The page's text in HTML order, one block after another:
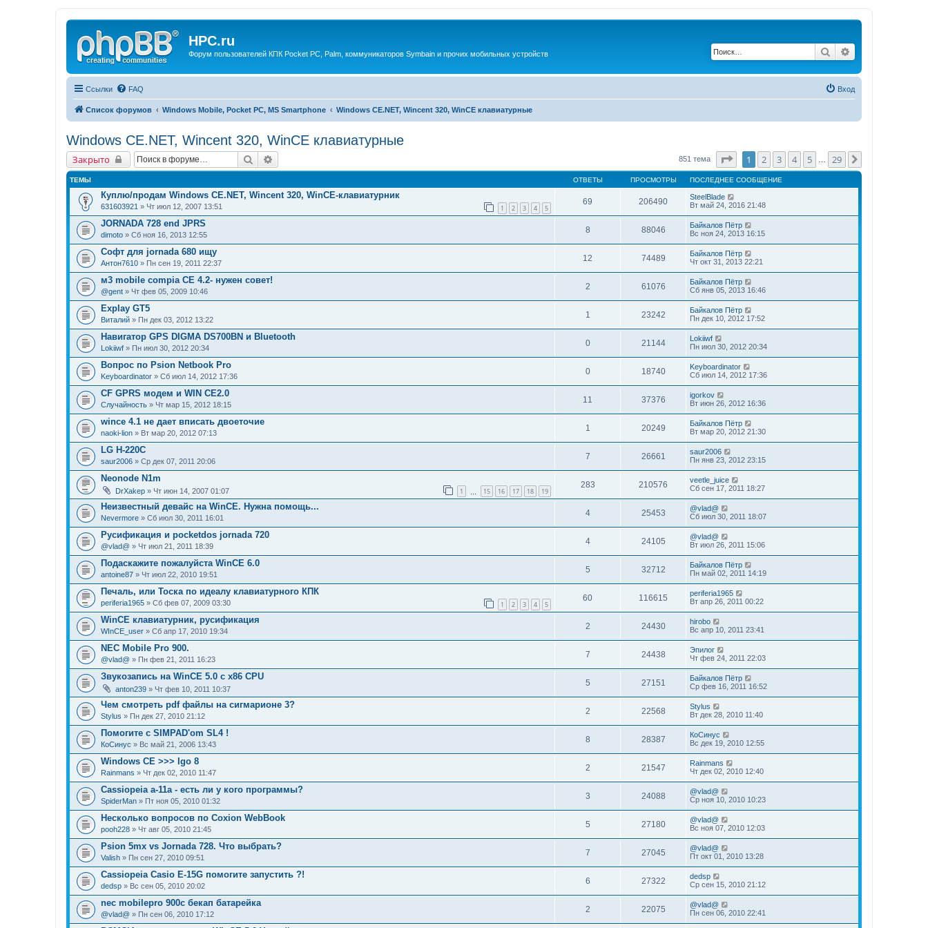
HPC.ru
Форум пользователей КПК Pocket PC, Palm, коммуникаторов Symbain и прочих мобильных устройств Поиск
Ссылки FAQ Вход
Список форумов Windows Mobile, Pocket PC, MS Smartphone Windows CE.NET, Wincent 320, WinCE клавиатурные
Windows CE.NET, Wincent 320, WinCE клавиатурные
Закрыто Поиск 851 тема Страница 1 из29
1 2 3 4 5 29
ТЕМЫ ОТВЕТЫ ПРОСМОТРЫ ПОСЛЕДНЕЕ СООБЩЕНИЕ
Куплю/продам Windows CE.NET, Wincent 320, WinCE-клавиатурник
631603921 » Чт июл 12, 2007 13:51 1 2 3 4 5
69 206490
SteelBlade
Вт май 24, 2016 21:48
JORNADA 728 end JPRS
dimoto » Сб ноя 16, 2013 12:55
8 88046
Байкалов Пётр
Вс ноя 24, 2013 16:15
Софт для jornada 680 ищу
Антон7610 » Пн сен 19, 2011 22:37
12 74489
Байкалов Пётр
Чт окт 31, 2013 22:21
м3 mobile compia CE 4.2- нужен совет!
@gent » Чт фев 05, 2009 10:46
2 61076
Байкалов Пётр
Сб янв 05, 2013 16:46
Explay GT5
Виталий » Пн дек 03, 2012 13:22
1 23242
Байкалов Пётр
Пн дек 10, 2012 17:52
Навигатор GPS DIGMA DS700BN и Bluetooth
Lokiiwf » Пн июл 30, 2012 20:34
0 21144
Lokiiwf
Пн июл 30, 2012 20:34
Вопрос по Psion Netbook Pro
Keyboardinator » Сб июл 14, 2012 17:36
0 18740
Keyboardinator
Сб июл 14, 2012 17:36
СF GPRS модем и WIN CE2.0
Случайность » Чт мар 15, 2012 18:15
11 37376
igorkov
Вт июн 26, 2012 16:36
wince 4.1 не дает вписать двоеточие
naoki-lion » Вт мар 20, 2012 07:13
1 20249
Байкалов Пётр
Вт мар 20, 2012 21:30
LG H-220C
saur2006 » Ср дек 07, 2011 20:06
7 26661
saur2006
Пн янв 23, 2012 23:15
Neonode N1m
DrXakep » Чт июн 14, 2007 01:07 1 15 16 17 18 19
283 210576
veetle_juice
Сб сен 17, 2011 18:27
Неизвестный девайс на WinCE. Нужна помощь...
Nevermore » Сб июл 30, 2011 16:01
4 25453
@vlad@
Сб июл 30, 2011 18:07
Русификация и pocketdos jornada 720
@vlad@ » Чт июл 21, 2011 18:39
4 24105
@vlad@
Вт июл 26, 2011 15:06
Подаскажите пожалуйста WinCE 6.0
antoine87 » Чт июл 22, 2010 19:51
5 32712
Байкалов Пётр
Пн май 02, 2011 14:19
Печаль, или Тоска по идеалу клавиатурного КПК
periferia1965 » Сб фев 07, 2009 03:30 1 2 3 4 5
60 116615
periferia1965
Вт апр 26, 2011 00:22
WinCE клавиатурник, русификация
WInCE_user » Сб апр 17, 2010 19:34
2 24430
hirobo
Вс апр 10, 2011 23:41
NEC Mobile Pro 900.
@vlad@ » Пн фев 21, 2011 16:23
7 24438
Эпилог
Чт фев 24, 2011 22:03
Звукозапись на WinCE 5.0 с x86 CPU
anton239 » Чт фев 10, 2011 10:37
5 27151
Байкалов Пётр
Ср фев 16, 2011 16:52
Чем смотреть pdf файлы на сигмарионе 3?
Stylus » Пн дек 27, 2010 21:12
2 22568
Stylus
Вт дек 28, 2010 11:40
Помогите с SIMPAD'om SL4 !
КоСинус » Вс май 21, 2006 13:43
8 28387
КоСинус
Вс дек 19, 2010 12:55
Windows CE >>> Igo 8
Rainmans » Чт дек 02, 2010 11:47
2 21547
Rainmans
Чт дек 02, 2010 12:40
Cassiopeia a-11a - есть ли у кого программы?
SpiderMan » Пт ноя 05, 2010 01:32
3 24088
@vlad@
Ср ноя 10, 2010 10:23
Несколько вопросов по Coxion WebBook
pooh228 » Чт авг 05, 2010 21:45
5 27180
@vlad@
Вс ноя 07, 2010 12:03
Psion 5mx vs Jornada 728. Что выбрать?
Valish » Пн сен 27, 2010 09:51
7 27045
@vlad@
Пт окт 01, 2010 13:28
Cassiopeia Casio E-15G помогите запустить ?!
dedsp » Вс сен 05, 2010 20:02
6 27322
dedsp
Ср сен 15, 2010 21:12
nec mobilepro 900c бекап батарейка
@vlad@ » Пн сен 06, 2010 17:12
2 22075
@vlad@
Пн сен 06, 2010 22:41